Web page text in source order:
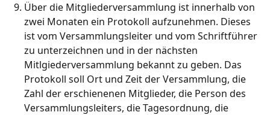
Über die Mitgliederversammlung ist innerhalb von
zwei Monaten ein Protokoll aufzunehmen. Dieses
ist vom Versammlungsleiter und vom Schriftführer
zu unterzeichnen und in der nächsten
Mitlgiederversammlung bekannt zu geben. Das
Protokoll soll Ort und Zeit der Versammlung, die
Zahl der erschienenen Mitglieder, die Person des
Versammlungsleiters, die Tagesordnung, die